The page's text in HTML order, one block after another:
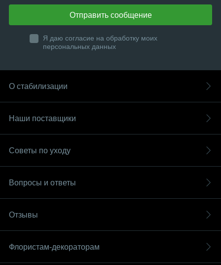
Отправить сообщение
Я даю согласие на обработку моих
персональных данных
О стабилизации
Наши поставщики
Советы по уходу
Вопросы и ответы
Отзывы
Флористам-декораторам